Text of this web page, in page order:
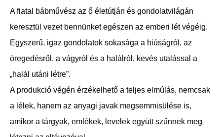
A fiatal bábművész az ő életútján és gondolatvilágán
keresztül vezet bennünket egészen az emberi lét végéig.
Egyszerű, igaz gondolatok sokasága a hiúságról, az
öregedésről, a vágyról és a halálról, kevés utalással a
„halál utáni létre”.
A produkció végén érzékelhető a teljes elmúlás, nemcsak
a lélek, hanem az anyagi javak megsemmisülése is,
amikor a tárgyak, emlékek, levelek együtt szűnnek meg